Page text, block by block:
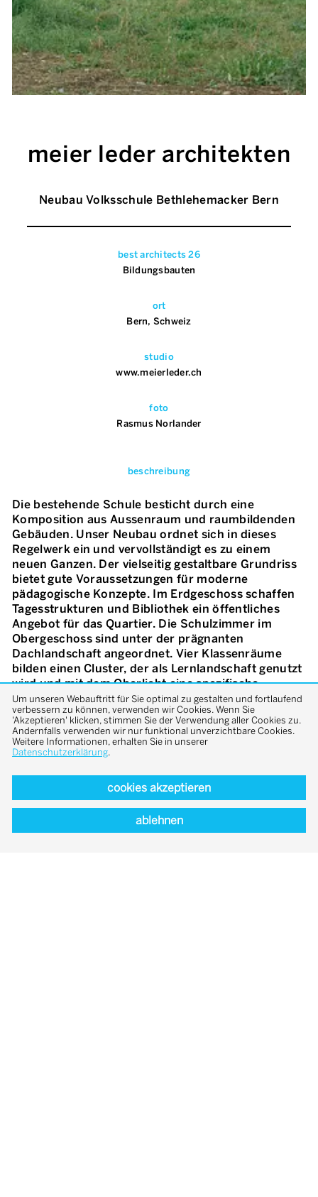
meier leder architekten
Neubau Volksschule Bethlehemacker Bern
best architects 26
Bildungsbauten
ort
Bern, Schweiz
studio
www.meierleder.ch
foto
Rasmus Norlander
beschreibung
Die bestehende Schule besticht durch eine
Komposition aus Aussenraum und raumbildenden
Gebäuden. Unser Neubau ordnet sich in dieses
Regelwerk ein und vervollständigt es zu einem
neuen Ganzen. Der vielseitig gestaltbare Grundriss
bietet gute Voraussetzungen für moderne
pädagogische Konzepte. Im Erdgeschoss schaffen
Tagesstrukturen und Bibliothek ein öffentliches
Angebot für das Quartier. Die Schulzimmer im
Obergeschoss sind unter der prägnanten
Dachlandschaft angeordnet. Vier Klassenräume
bilden einen Cluster, der als Lernlandschaft genutzt
wird und mit dem Oberlicht eine spezifische
Atmosphäre erhält. Die Doppeltreppe im Zentrum
schafft eine räumlich prägnante Verbindung. Innere
Verglasungen bieten weitere Durchblicke und
Raumerweiterungen. Die Gebäudehülle orientiert
sich an den Proportionen der bestehenden
Pavillonbauten. Die Tektonik wird durch eine
Mischung aus vorfabrizierten und an Ort
gegossenen Elementen gegliedert. Die
Fluchtbalkone staffeln die Fassaden und verleihen
ihnen ein vielfältiges Schattenspiel.
Um unseren Webauftritt für Sie optimal zu gestalten und fortlaufend
verbessern zu können, verwenden wir Cookies. Wenn Sie
'Akzeptieren' klicken, stimmen Sie der Verwendung aller Cookies zu.
Andernfalls verwenden wir nur funktional unverzichtbare Cookies.
Weitere Informationen, erhalten Sie in unserer
Datenschutzerklärung.
cookies akzeptieren
ablehnen